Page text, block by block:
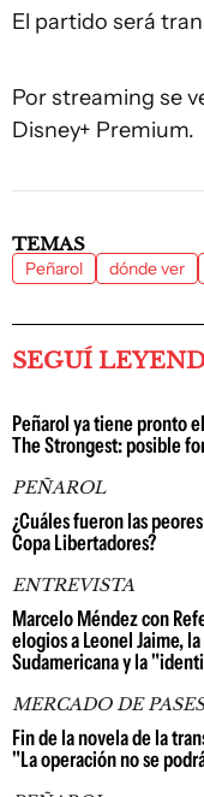
El partido será
Por streaming se
Disney+ Premium.
TEMAS
Peñarol dónde ver
SEGUÍ
Peñarol ya tiene pronto
The Strongest: posible
PEÑAROL
¿Cuáles fueron las
Copa Libertadores?
ENTREVISTA
Marcelo Méndez con
elogios a Leonel Jaime,
Sudamericana y la
MERCADO DE PASES
Fin de la novela de la
"La operación no se